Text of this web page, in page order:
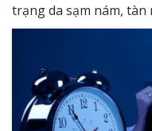
trạng da sạm nám, tàn